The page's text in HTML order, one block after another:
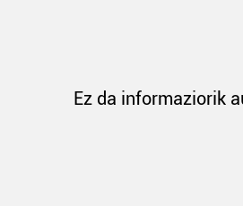
Ez da informaziorik